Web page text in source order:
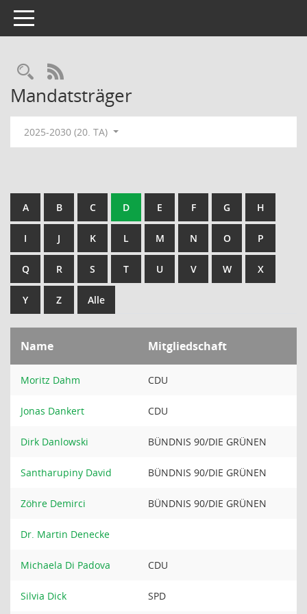
Toggle navigation
Rechercheauswahl
RSS-Feed
Mandatsträger
2025-2030 (20. TA)
A B C D E F G H
I J K L M N O P
Q R S T U V W X
Y Z Alle
Name Mitgliedschaft
Moritz Dahm CDU
Jonas Dankert CDU
Dirk Danlowski BÜNDNIS 90/DIE GRÜNEN
Santharupiny David BÜNDNIS 90/DIE GRÜNEN
Zöhre Demirci BÜNDNIS 90/DIE GRÜNEN
Dr. Martin Denecke
Michaela Di Padova CDU
Silvia Dick SPD